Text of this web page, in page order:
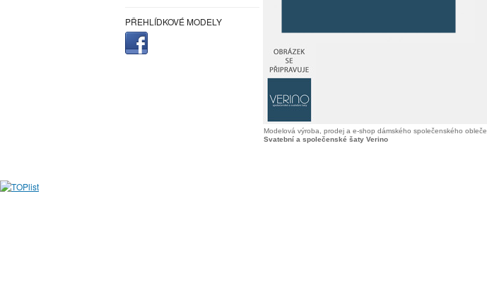
Modelová výroba, prodej a e-shop dámského společenského
Svatební a společenské šaty Verino
PŘEHLÍDKOVÉ MODELY